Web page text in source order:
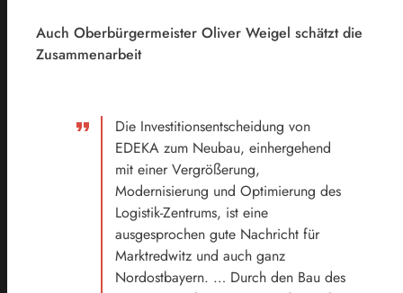
Auch Oberbürgermeister Oliver Weigel schätzt die
Zusammenarbeit
Die Investitionsentscheidung von
EDEKA zum Neubau, einhergehend
mit einer Vergrößerung,
Modernisierung und Optimierung des
Logistik-Zentrums, ist eine
ausgesprochen gute Nachricht für
Marktredwitz und auch ganz
Nordostbayern. … Durch den Bau des